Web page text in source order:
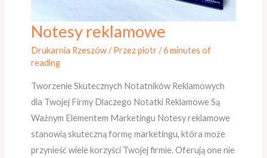
Notesy reklamowe
Drukarnia Rzeszów/ Przezpiotr/6 minutes of
reading
Tworzenie Skutecznych Notatników Reklamowych
dla Twojej Firmy Dlaczego Notatki Reklamowe Są
Ważnym Elementem Marketingu Notesy reklamowe
stanowią skuteczną formę marketingu, która może
przynieść wiele korzyści Twojej firmie. Oferują one nie
Notesy
reklamowe